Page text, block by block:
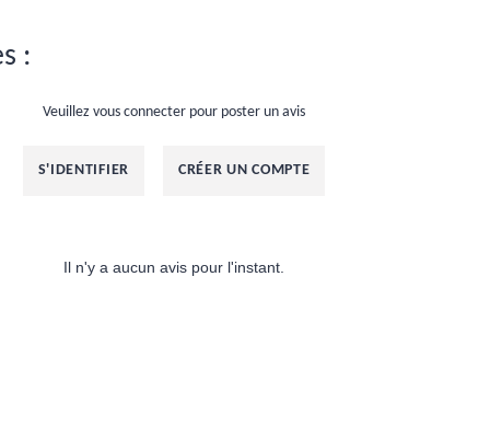
:
Veuillez vous connecter pour poster un avis
S'IDENTIFIER CRÉER UN COMPTE
Il n'y a aucun avis pour l'instant.